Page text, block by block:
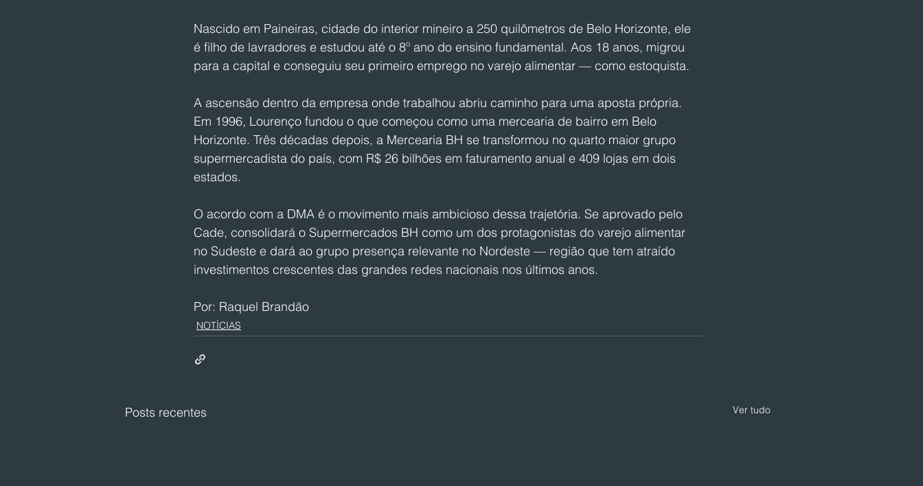
Nascido em Paineiras, cidade do interior mineiro a 250 quilômetros de Belo Horizonte, ele
é filho de lavradores e estudou até o 8º ano do ensino fundamental. Aos 18 anos, migrou
para a capital e conseguiu seu primeiro emprego no varejo alimentar — como estoquista.
A ascensão dentro da empresa onde trabalhou abriu caminho para uma aposta própria.
Em 1996, Lourenço fundou o que começou como uma mercearia de bairro em Belo
Horizonte. Três décadas depois, a Mercearia BH se transformou no quarto maior grupo
supermercadista do país, com R$ 26 bilhões em faturamento anual e 409 lojas em dois
estados.
O acordo com a DMA é o movimento mais ambicioso dessa trajetória. Se aprovado pelo
Cade, consolidará o Supermercados BH como um dos protagonistas do varejo alimentar
no Sudeste e dará ao grupo presença relevante no Nordeste — região que tem atraído
investimentos crescentes das grandes redes nacionais nos últimos anos.
Por: Raquel Brandão
NOTÍCIAS
Posts recentes Ver tudo